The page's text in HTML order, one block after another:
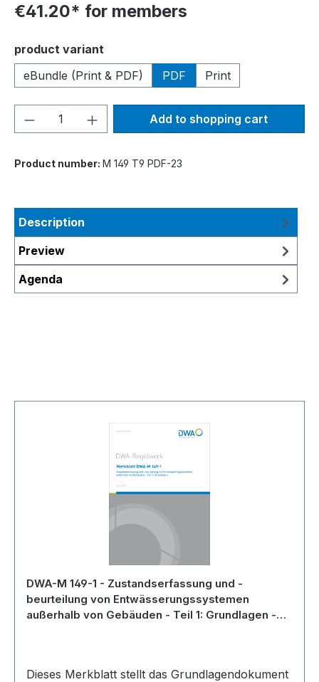
€41.20* for members
Select
product variant
eBundle (Print & PDF)
PDF Print
Product Quantity: Enter the desired
Add to shopping cart
Product number: M 149 T9 PDF-23
Description
Preview
Agenda
DWA-M 149-1 - Zustandserfassung und -
beurteilung von Entwässerungssystemen
außerhalb von Gebäuden - Teil 1: Grundlagen -
Dieses Merkblatt stellt das Grundlagendokument